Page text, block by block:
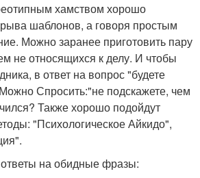
хамством хорошо
шаблонов, а говоря простым
Можно заранее приготовить пару
не относящихся к делу. И чтобы
в ответ на вопрос "будете
Спросить:"не подскажете, чем
Также хорошо подойдут
"Психологическое Айкидо",
на обидные фразы: